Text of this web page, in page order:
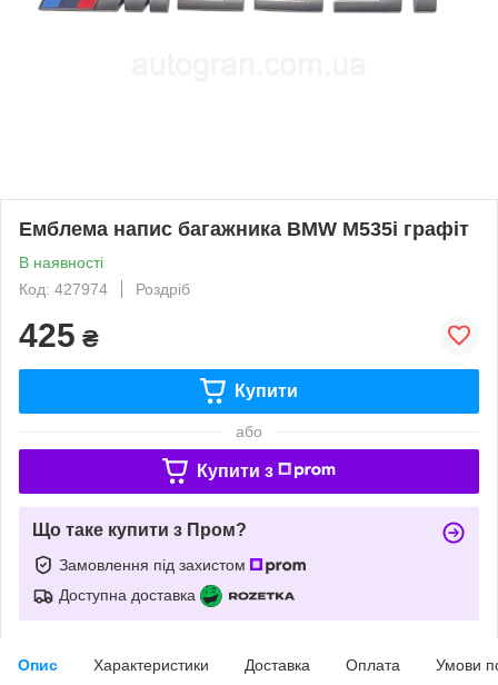
Емблема напис багажника BMW M535i графіт
В наявності
Код: 427974
Роздріб
425 ₴
Купити
або
Купити з
Що таке купити з Пром?
Замовлення під захистом
Доступна доставка
Опис Характеристики Доставка Оплата Умови